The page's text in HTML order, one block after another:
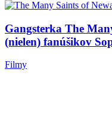
Gangsterka The
(nielen) fanúšikov
Filmy